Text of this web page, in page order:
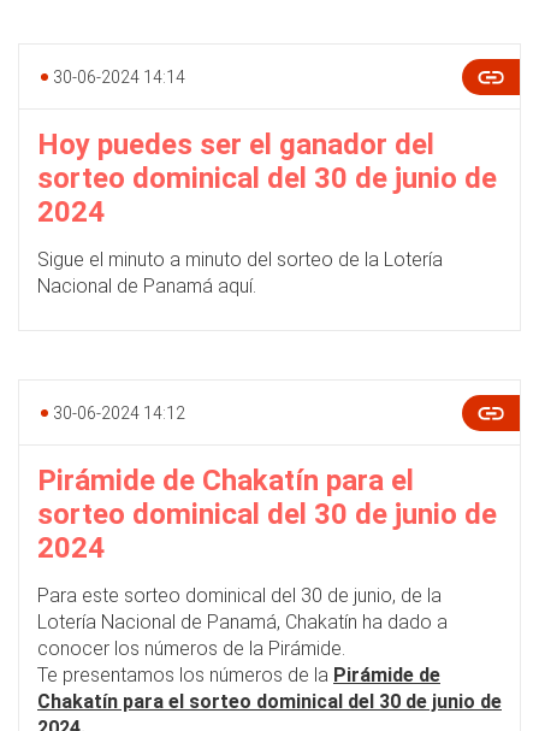
30-06-2024 14:14
Hoy puedes ser el ganador del
sorteo dominical del 30 de junio de
2024
Sigue el minuto a minuto del sorteo de la Lotería
Nacional de Panamá aquí.
30-06-2024 14:12
Pirámide de Chakatín para el
sorteo dominical del 30 de junio de
2024
Para este sorteo dominical del 30 de junio, de la
Lotería Nacional de Panamá, Chakatín ha dado a
conocer los números de la Pirámide.
Te presentamos los números de la Pirámide de
Chakatín para el sorteo dominical del 30 de junio de